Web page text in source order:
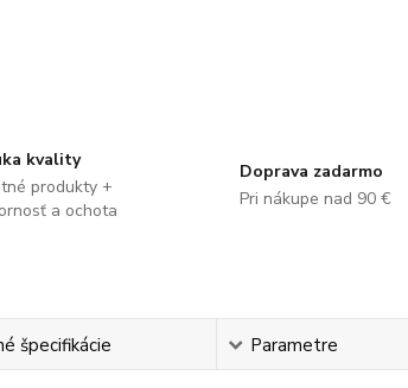
kvality
produkty +
a ochota
Doprava zadarmo
Pri nákupe nad 90 €
špecifikácie Parametre